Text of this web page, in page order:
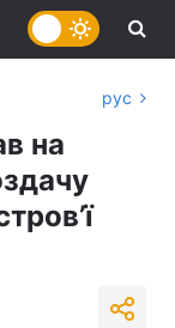
рус
на